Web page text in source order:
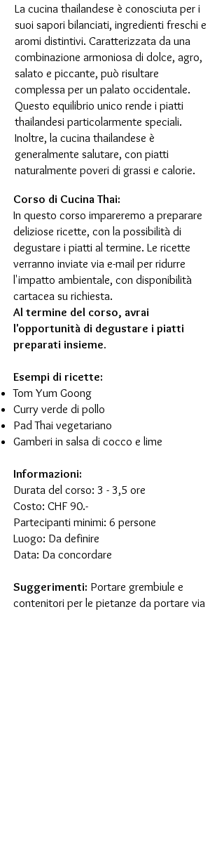
La cucina thailandese è conosciuta per i
suoi sapori bilanciati, ingredienti freschi e
aromi distintivi. Caratterizzata da una
combinazione armoniosa di dolce, agro,
salato e piccante, può risultare
complessa per un palato occidentale.
Questo equilibrio unico rende i piatti
thailandesi particolarmente speciali.
Inoltre, la cucina thailandese è
generalmente salutare, con piatti
naturalmente poveri di grassi e calorie.
Corso di Cucina Thai:
In questo corso impareremo a preparare
deliziose ricette, con la possibilità di
degustare i piatti al termine. Le ricette
verranno inviate via e-mail per ridurre
l'impatto ambientale, con disponibilità
cartacea su richiesta.
Al termine del corso, avrai
l'opportunità di degustare i piatti
preparati insieme.
Esempi di ricette:
Tom Yum Goong
Curry verde di pollo
Pad Thai vegetariano
Gamberi in salsa di cocco e lime
Informazioni:
Durata del corso: 3 - 3,5 ore
Costo: CHF 90.-
Partecipanti minimi: 6 persone
Luogo: Da definire
Data: Da concordare
Suggerimenti: Portare grembiule e
contenitori per le pietanze da portare via